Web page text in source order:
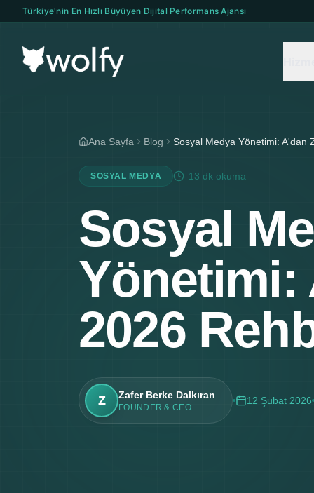
Türkiye'nin En Hızlı Büyüyen Dijital Performans Ajansı
Ana Sayfa Blog
SOSYAL MEDYA 13 dk okuma
Sosyal
Yönetimi:
2026
Z Zafer Berke Dalkıran
FOUNDER & CEO
12 Şubat 2026